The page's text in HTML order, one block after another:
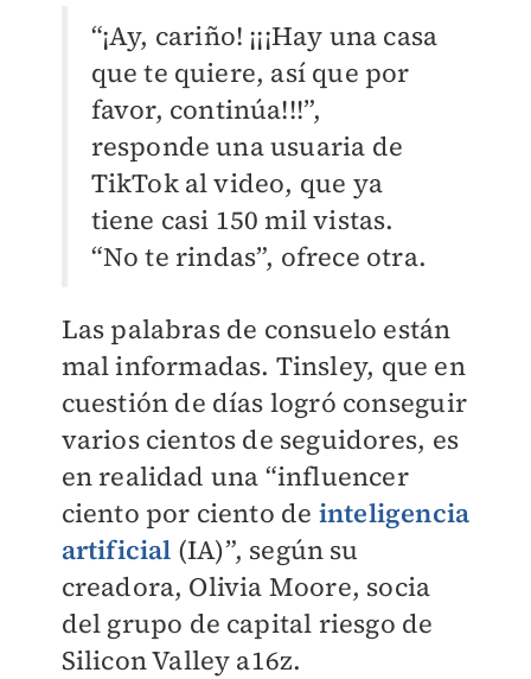
“¡Ay, cariño! ¡¡¡Hay una casa
que te quiere, así que por
favor, continúa!!!”,
responde una usuaria de
TikTok al video, que ya
tiene casi 150 mil vistas.
“No te rindas”, ofrece otra.
Las palabras de consuelo están
mal informadas. Tinsley, que en
cuestión de días logró conseguir
varios cientos de seguidores, es
en realidad una “influencer
ciento por ciento de inteligencia
artificial (IA)”, según su
creadora, Olivia Moore, socia
del grupo de capital riesgo de
Silicon Valley a16z.